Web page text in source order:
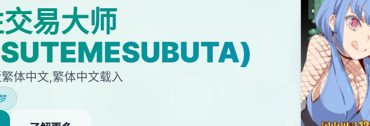
易大师
体中文,繁体中文载入